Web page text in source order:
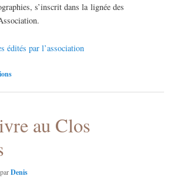
s’inscrit dans la lignée des
édités par l’association
au Clos
parDenis